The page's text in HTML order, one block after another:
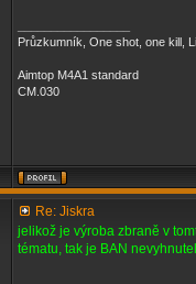
Průzkumník, One shot, one kill,
Aimtop M4A1 standard
CM.030
Re: Jiskra
jelikož je výroba zbraně v
tématu, tak je BAN